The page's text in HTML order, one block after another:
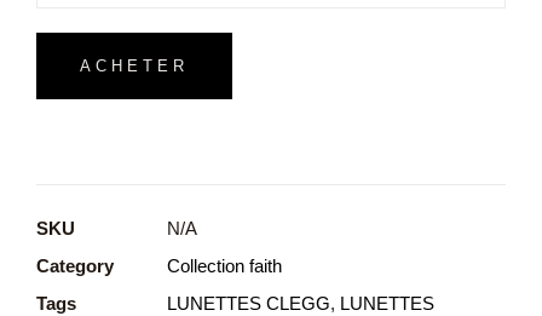
ACHETER
SKU
N/A
Category
Collection faith
Tags
LUNETTES CLEGG, LUNETTES